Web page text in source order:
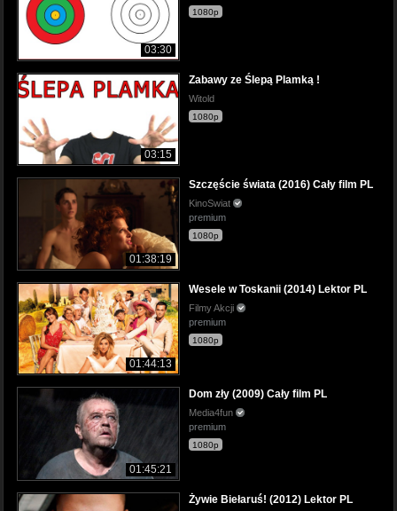
03:30
1080p
03:15
Zabawy ze Ślepą Plamką !
Witold
1080p
01:38:19
Szczęście świata (2016) Cały film PL
KinoSwiat
premium
1080p
01:44:13
Wesele w Toskanii (2014) Lektor PL
Filmy Akcji
premium
1080p
01:45:21
Dom zły (2009) Cały film PL
Media4fun
premium
1080p
Żywie Biełaruś! (2012) Lektor PL